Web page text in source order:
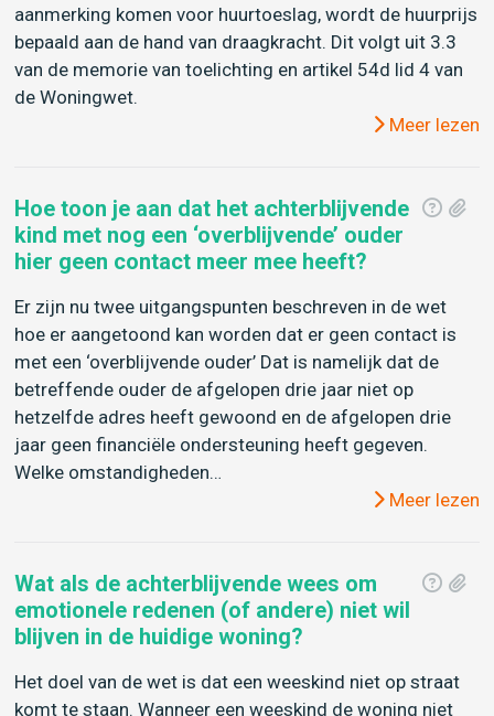
aanmerking komen voor huurtoeslag, wordt de huurprijs
bepaald aan de hand van draagkracht. Dit volgt uit 3.3
van de memorie van toelichting en artikel 54d lid 4 van
de Woningwet.
Meer lezen
Hoe toon je aan dat het achterblijvende
kind met nog een ‘overblijvende’ ouder
hier geen contact meer mee heeft?
Er zijn nu twee uitgangspunten beschreven in de wet
hoe er aangetoond kan worden dat er geen contact is
met een ‘overblijvende ouder’ Dat is namelijk dat de
betreffende ouder de afgelopen drie jaar niet op
hetzelfde adres heeft gewoond en de afgelopen drie
jaar geen financiële ondersteuning heeft gegeven.
Welke omstandigheden…
Meer lezen
Wat als de achterblijvende wees om
emotionele redenen (of andere) niet wil
blijven in de huidige woning?
Het doel van de wet is dat een weeskind niet op straat
komt te staan. Wanneer een weeskind de woning niet